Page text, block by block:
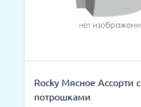
Rocky Мясное Ассорти с
потрошками